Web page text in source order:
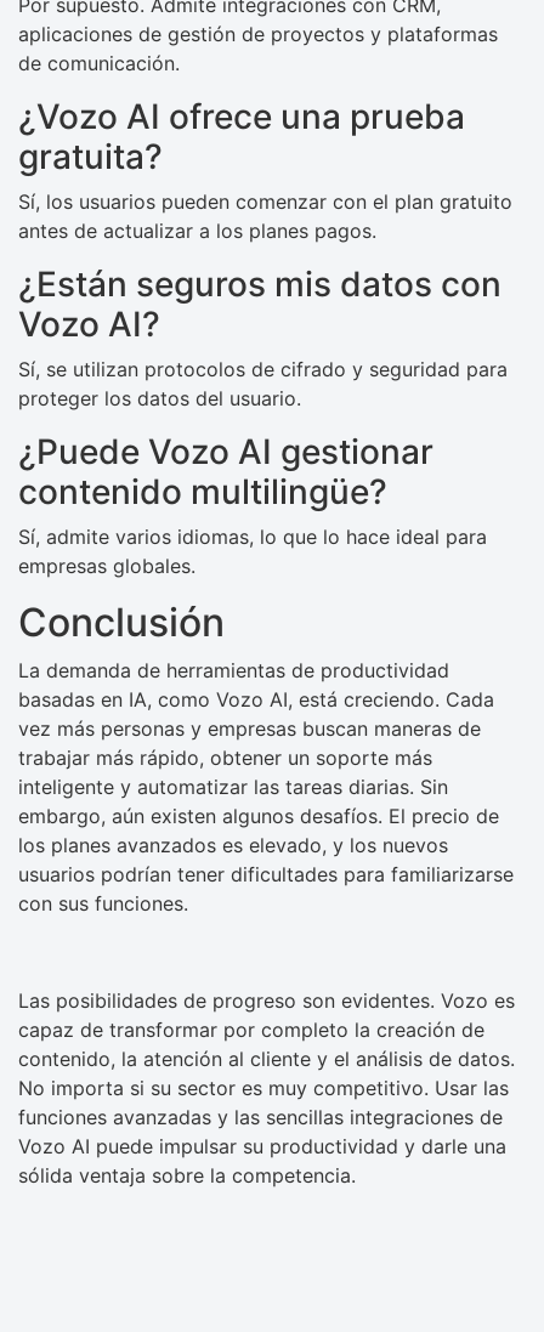
Por supuesto. Admite integraciones con CRM,
aplicaciones de gestión de proyectos y plataformas
de comunicación.
¿Vozo AI ofrece una prueba
gratuita?
Sí, los usuarios pueden comenzar con el plan gratuito
antes de actualizar a los planes pagos.
¿Están seguros mis datos con
Vozo AI?
Sí, se utilizan protocolos de cifrado y seguridad para
proteger los datos del usuario.
¿Puede Vozo AI gestionar
contenido multilingüe?
Sí, admite varios idiomas, lo que lo hace ideal para
empresas globales.
Conclusión
La demanda de herramientas de productividad
basadas en IA, como Vozo AI, está creciendo. Cada
vez más personas y empresas buscan maneras de
trabajar más rápido, obtener un soporte más
inteligente y automatizar las tareas diarias. Sin
embargo, aún existen algunos desafíos. El precio de
los planes avanzados es elevado, y los nuevos
usuarios podrían tener dificultades para familiarizarse
con sus funciones.
Las posibilidades de progreso son evidentes. Vozo es
capaz de transformar por completo la creación de
contenido, la atención al cliente y el análisis de datos.
No importa si su sector es muy competitivo. Usar las
funciones avanzadas y las sencillas integraciones de
Vozo AI puede impulsar su productividad y darle una
sólida ventaja sobre la competencia.